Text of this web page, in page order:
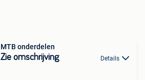
MTB onderdelen
Zie omschrijving Details